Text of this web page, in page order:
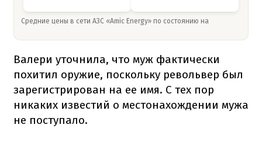
Средние цены в сети АЗС «Amic Energy» по состоянию на
Валери уточнила, что муж фактически
похитил оружие, поскольку револьвер был
зарегистрирован на ее имя. С тех пор
никаких известий о местонахождении мужа
не поступало.